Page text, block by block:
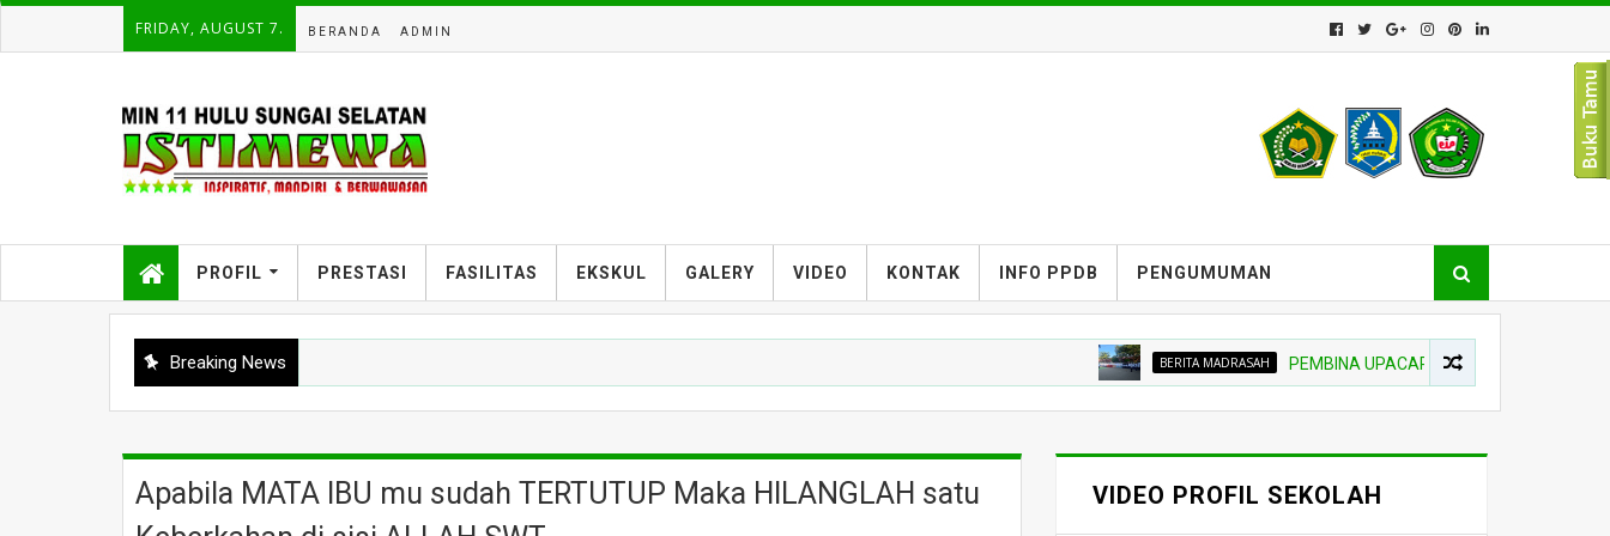
FRIDAY, AUGUST 7. BERANDA ADMIN
PROFIL PRESTASI FASILITAS EKSKUL GALERY VIDEO KONTAK INFO PPDB PENGUMUMAN
Breaking News BERITA MADRASAH PEMBINA UPACARA TEKANKAN NIAT BELAJAR
Apabila MATA IBU mu sudah TERTUTUP Maka HILANGLAH satu
VIDEO PROFIL SEKOLAH